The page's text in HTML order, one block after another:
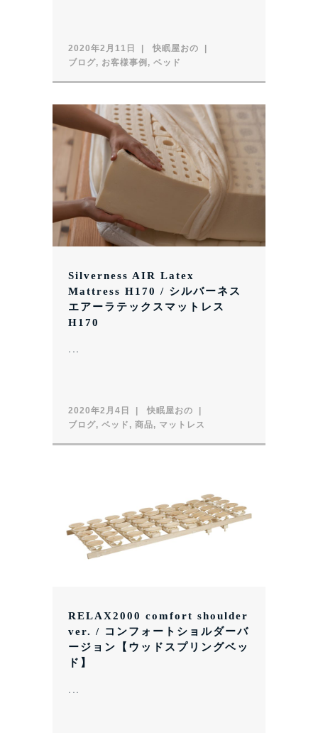
2020年2月11日
快眠屋おの
ブログ, お客様事例 , ベッド
Silverness AIR Latex
Mattress H170 / シルバーネス
エアーラテックスマットレス
H170
2020年2月4日
快眠屋おの
ブログ, ベッド , 商品, マットレス
RELAX2000 comfort shoulder
ver. / コンフォートショルダーバ
ージョン【ウッドスプリングベッ
ド】